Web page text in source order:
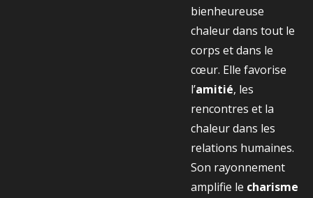
bienheureuse
chaleur dans tout le
corps et dans le
cœur. Elle favorise
l’amitié, les
rencontres et la
chaleur dans les
relations humaines.
Son rayonnement
amplifie le charisme